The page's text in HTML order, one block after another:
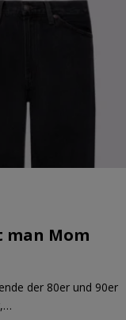
man Mom
der 80er und 90er